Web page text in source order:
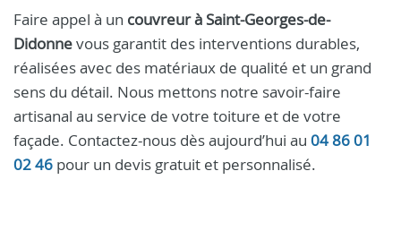
Faire appel à un couvreur à Saint-Georges-de-
Didonnevous garantit des interventions durables,
réalisées avec des matériaux de qualité et un grand
sens du détail. Nous mettons notre savoir-faire
artisanal au service de votre toiture et de votre
façade. Contactez-nous dès aujourd’hui au 04 86 01
02 46 pour un devis gratuit et personnalisé.